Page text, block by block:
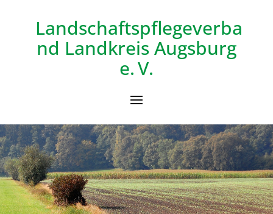
Landschaftspflegeverba
nd Landkreis Augsburg
e. V.